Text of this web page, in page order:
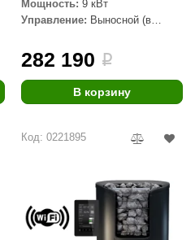
Мощность: 9 кВт
Управление: Выносной (в
282 190 i
В корзину
Код: 0221895